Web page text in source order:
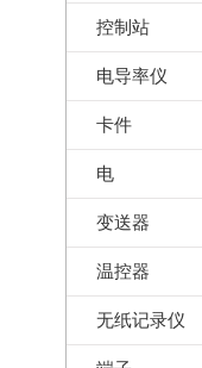
控制站
电导率仪
卡件
电
变送器
温控器
无纸记录仪